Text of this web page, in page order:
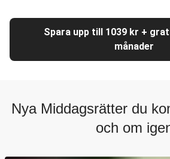
Spara upp till 1039 kr +
månader
Nya Middagsrätter du
och om